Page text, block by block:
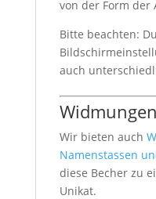
von der Form der
Bitte beachten:
auch
Widmungen
Wir bieten auch
Namenstassen
diese Becher zu
Unikat.